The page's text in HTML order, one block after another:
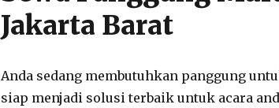
Jakarta Barat
Anda sedang membutuhkan panggung
siap menjadi solusi terbaik untuk acara